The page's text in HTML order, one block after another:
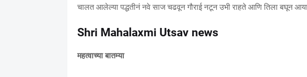
चालत आलेल्या पद्धतीनं नवे साज चढवून गौराई नटून उभी राहते आणि तिला बघून
Shri Mahalaxmi Utsav news
महत्वाच्या बातम्या